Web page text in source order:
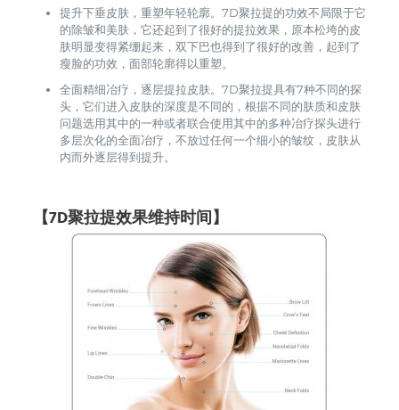
提升下垂皮肤，重塑年轻轮廓。7D聚拉提的功效不局限于它
的除皱和美肤，它还起到了很好的提拉效果，原本松垮的皮
肤明显变得紧绷起来，双下巴也得到了很好的改善，起到了
瘦脸的功效，面部轮廓得以重塑。
全面精细冶疗，逐层提拉皮肤。7D聚拉提具有7种不同的探
头，它们进入皮肤的深度是不同的，根据不同的肤质和皮肤
问题选用其中的一种或者联合使用其中的多种冶疗探头进行
多层次化的全面冶疗，不放过任何一个细小的皱纹，皮肤从
内而外逐层得到提升。
【7D聚拉提效果维持时间】